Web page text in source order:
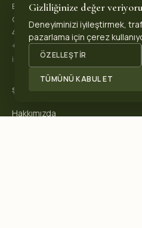
Biopeks Organik Ürünler
OSB. Reis Mh, 4. Sk 30/1,
42570 Akşehir / Konya, Türkiye
+90 531 625 70 04·
info@biopeks.com
ŞIRKET
Hakkımızda
Gizliliğinize değer
Deneyiminizi iyileştirmek,
pazarlama için çerez
ÖZELLEŞTIR
TÜMÜNÜ KABUL ET